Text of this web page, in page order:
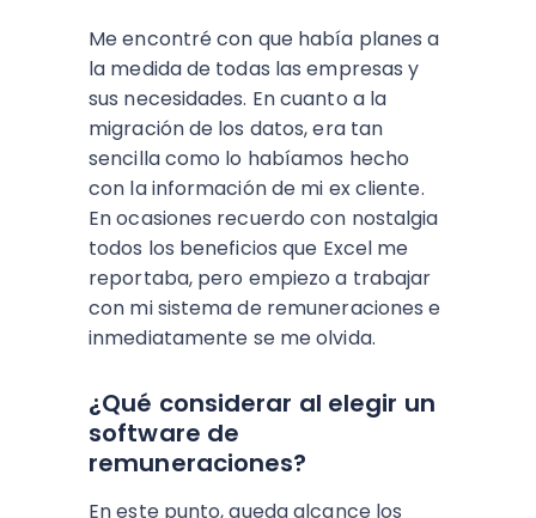
Me encontré con que había planes a
la medida de todas las empresas y
sus necesidades. En cuanto a la
migración de los datos, era tan
sencilla como lo habíamos hecho
con la información de mi ex cliente.
En ocasiones recuerdo con nostalgia
todos los beneficios que Excel me
reportaba, pero empiezo a trabajar
con mi sistema de remuneraciones e
inmediatamente se me olvida.
¿Qué considerar al elegir un
software de
remuneraciones?
En este punto, queda alcance los